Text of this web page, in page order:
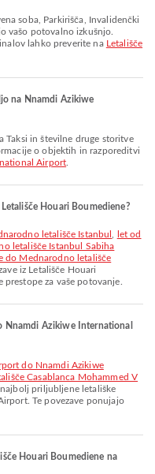
vašo potovalno izkušnjo.
lahko preverite na Letališče
na Nnamdi Azikiwe
o objektih in razporeditvi
Airport
Houari Boumediene?
letališče Istanbul
let od
letališče Istanbul Sabiha
do Mednarodno letališče
iz Letališče Houari
za vaše potovanje.
Nnamdi Azikiwe International
Casablanca Mohammed V
priljubljene letališke
Te povezave ponujajo
Houari Boumediene na